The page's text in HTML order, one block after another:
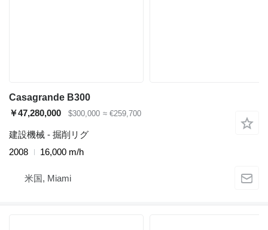
Casagrande B300
￥47,280,000
$300,000 ≈ €259,700
建設機械 - 掘削リグ
2008
16,000 m/h
米国, Miami